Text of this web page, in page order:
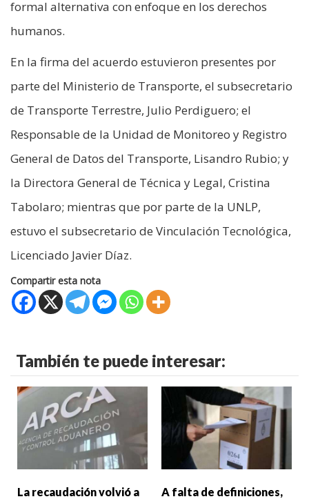
formal alternativa con enfoque en los derechos
humanos.
En la firma del acuerdo estuvieron presentes por
parte del Ministerio de Transporte, el subsecretario
de Transporte Terrestre, Julio Perdiguero; el
Responsable de la Unidad de Monitoreo y Registro
General de Datos del Transporte, Lisandro Rubio; y
la Directora General de Técnica y Legal, Cristina
Tabolaro; mientras que por parte de la UNLP,
estuvo el subsecretario de Vinculación Tecnológica,
Licenciado Javier Díaz.
Compartir esta nota
También te puede interesar:
La recaudación volvió a
A falta de definiciones,